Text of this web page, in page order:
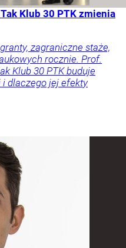
Klub 30 PTK zmienia
zagraniczne staże,
rocznie. Prof.
Klub 30 PTK buduje
i dlaczego jej efekty